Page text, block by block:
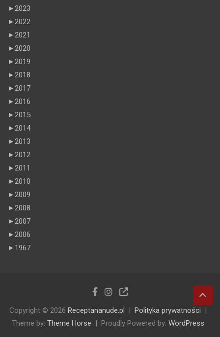
►2023
►2022
►2021
►2020
►2019
►2018
►2017
►2016
►2015
►2014
►2013
►2012
►2011
►2010
►2009
►2008
►2007
►2006
► 1967
Copyright © 2026 Receptananude.pl
Polityka prywatności
Theme by: Theme Horse Proudly Powered by: WordPress